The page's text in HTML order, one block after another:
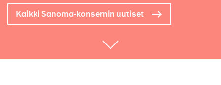
Kaikki Sanoma-konsernin uutiset